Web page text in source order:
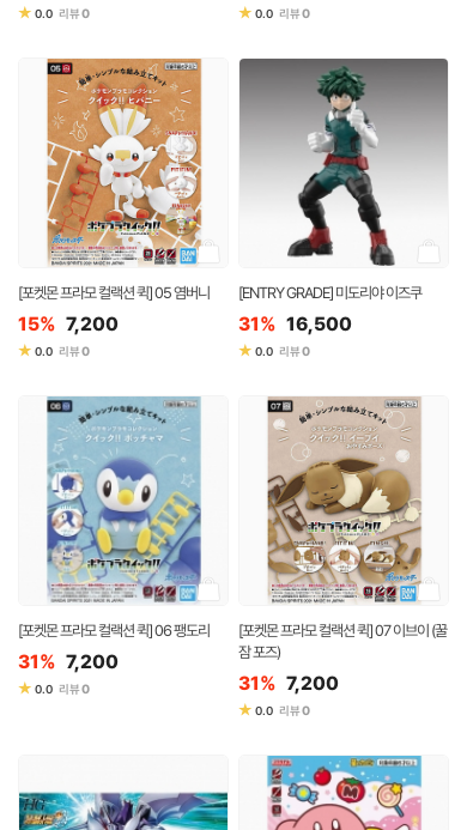
★ 0.0 리뷰0 ★ 0.0 리뷰0
[포켓몬 프라모 컬랙션 퀵] 05 염버니
15% 7,200
★ 0.0 리뷰0
[ENTRY GRADE] 미도리야 이즈쿠
31% 16,500
★ 0.0 리뷰0
[포켓몬 프라모 컬랙션 퀵] 06 팽도리
31% 7,200
★ 0.0 리뷰0
[포켓몬 프라모 컬랙션 퀵] 07 이브이 (꿀
잠 포즈)
31% 7,200
★ 0.0 리뷰0